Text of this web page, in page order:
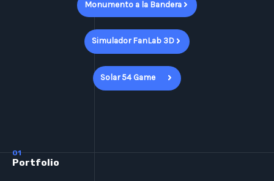
Monumento a la Bandera
Simulador FanLab 3D
Solar 54 Game
01
Portfolio